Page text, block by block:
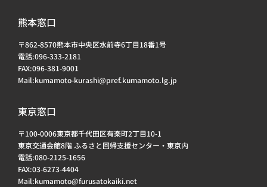
熊本窓口
〒862-8570熊本市中央区水前寺6丁目18番1号
電話:096-333-2181
FAX:096-381-9001
Mail:kumamoto-kurashi@pref.kumamoto.lg.jp
東京窓口
〒100-0006東京都千代田区有楽町2丁目10-1
東京交通会館8階 ふるさと回帰支援センター・東京内
電話:080-2125-1656
FAX:03-6273-4404
Mail:kumamoto@furusatokaiki.net